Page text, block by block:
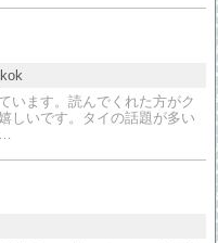
います。読んでくれた方がク
しいです。タイの話題が多い